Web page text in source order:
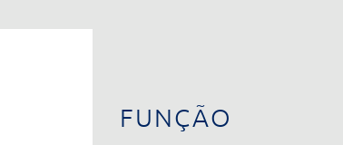
FUNÇÃO